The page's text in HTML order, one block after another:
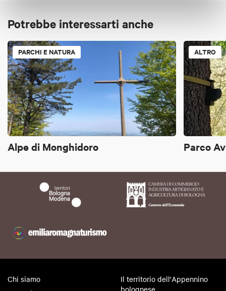
Potrebbe interessarti anche
PARCHI E NATURA
Alpe di Monghidoro
ALTRO
Parco
Chi siamo
Il territorio dell'Appennino
bolognese